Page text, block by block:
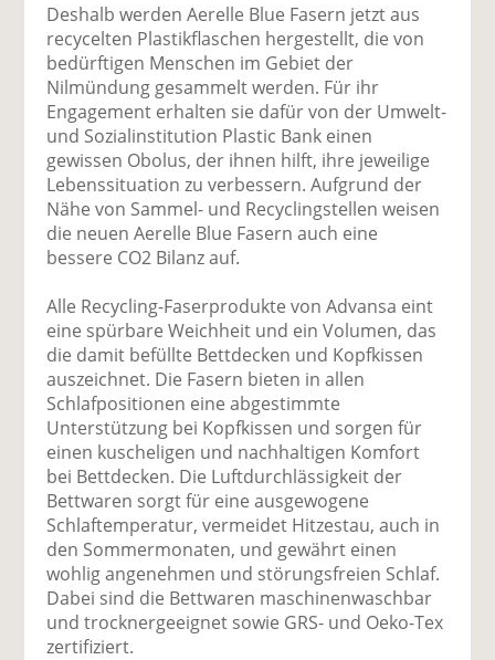
Deshalb werden Aerelle Blue Fasern jetzt aus
recycelten Plastikflaschen hergestellt, die von
bedürftigen Menschen im Gebiet der
Nilmündung gesammelt werden. Für ihr
Engagement erhalten sie dafür von der Umwelt-
und Sozialinstitution Plastic Bank einen
gewissen Obolus, der ihnen hilft, ihre jeweilige
Lebenssituation zu verbessern. Aufgrund der
Nähe von Sammel- und Recyclingstellen weisen
die neuen Aerelle Blue Fasern auch eine
bessere CO2 Bilanz auf.
Alle Recycling-Faserprodukte von Advansa eint
eine spürbare Weichheit und ein Volumen, das
die damit befüllte Bettdecken und Kopfkissen
auszeichnet. Die Fasern bieten in allen
Schlafpositionen eine abgestimmte
Unterstützung bei Kopfkissen und sorgen für
einen kuscheligen und nachhaltigen Komfort
bei Bettdecken. Die Luftdurchlässigkeit der
Bettwaren sorgt für eine ausgewogene
Schlaftemperatur, vermeidet Hitzestau, auch in
den Sommermonaten, und gewährt einen
wohlig angenehmen und störungsfreien Schlaf.
Dabei sind die Bettwaren maschinenwaschbar
und trocknergeeignet sowie GRS- und Oeko-Tex
zertifiziert.